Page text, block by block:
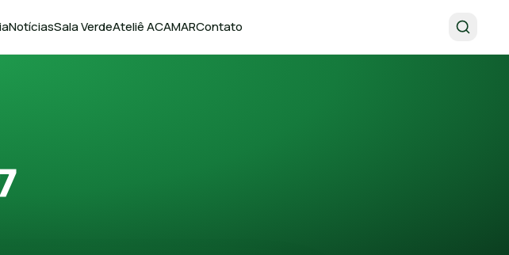
NotíciasSala VerdeAteliê ACAMARContato